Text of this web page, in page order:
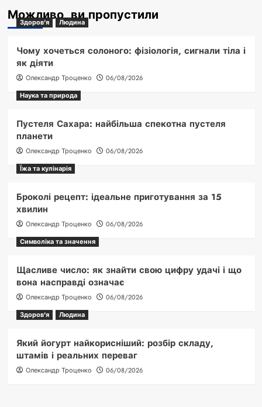
Можливо, ви пропустили
Здоров'я Людина
Чому хочеться солоного: фізіологія, сигнали тіла і
як діяти
Олександр Троценко
06/08/2026
Наука та природа
Пустеля Сахара: найбільша спекотна пустеля
планети
Олександр Троценко
06/08/2026
Їжа та кулінарія
Броколі рецепт: ідеальне приготування за 15
хвилин
Олександр Троценко
06/08/2026
Символіка та значення
Щасливе число: як знайти свою цифру удачі і що
вона насправді означає
Олександр Троценко
06/08/2026
Здоров'я
Людина
Який йогурт найкорисніший: розбір складу,
штамів і реальних переваг
Олександр Троценко 06/08/2026